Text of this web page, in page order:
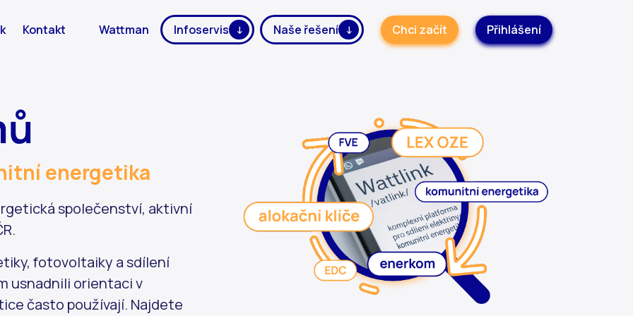
Kontakt Wattman Infoservis Naše řešení Chci začít Přihlášení
energetika
společenství, aktivní
fotovoltaiky a sdílení
usnadnili orientaci v
často používají. Najdete